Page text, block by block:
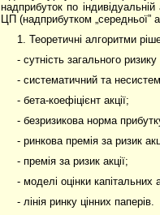
надприбуток по
ЦП (надприбутком „середньої”
1. Теоретичні алгоритми
- сутність загального ризику
- систематичний та
- бета-коефіцієнт акції;
- безризикова норма
- ринкова премія за ризик
- премія за ризик акції;
- моделі оцінки капітальних
- лінія ринку цінних паперів.